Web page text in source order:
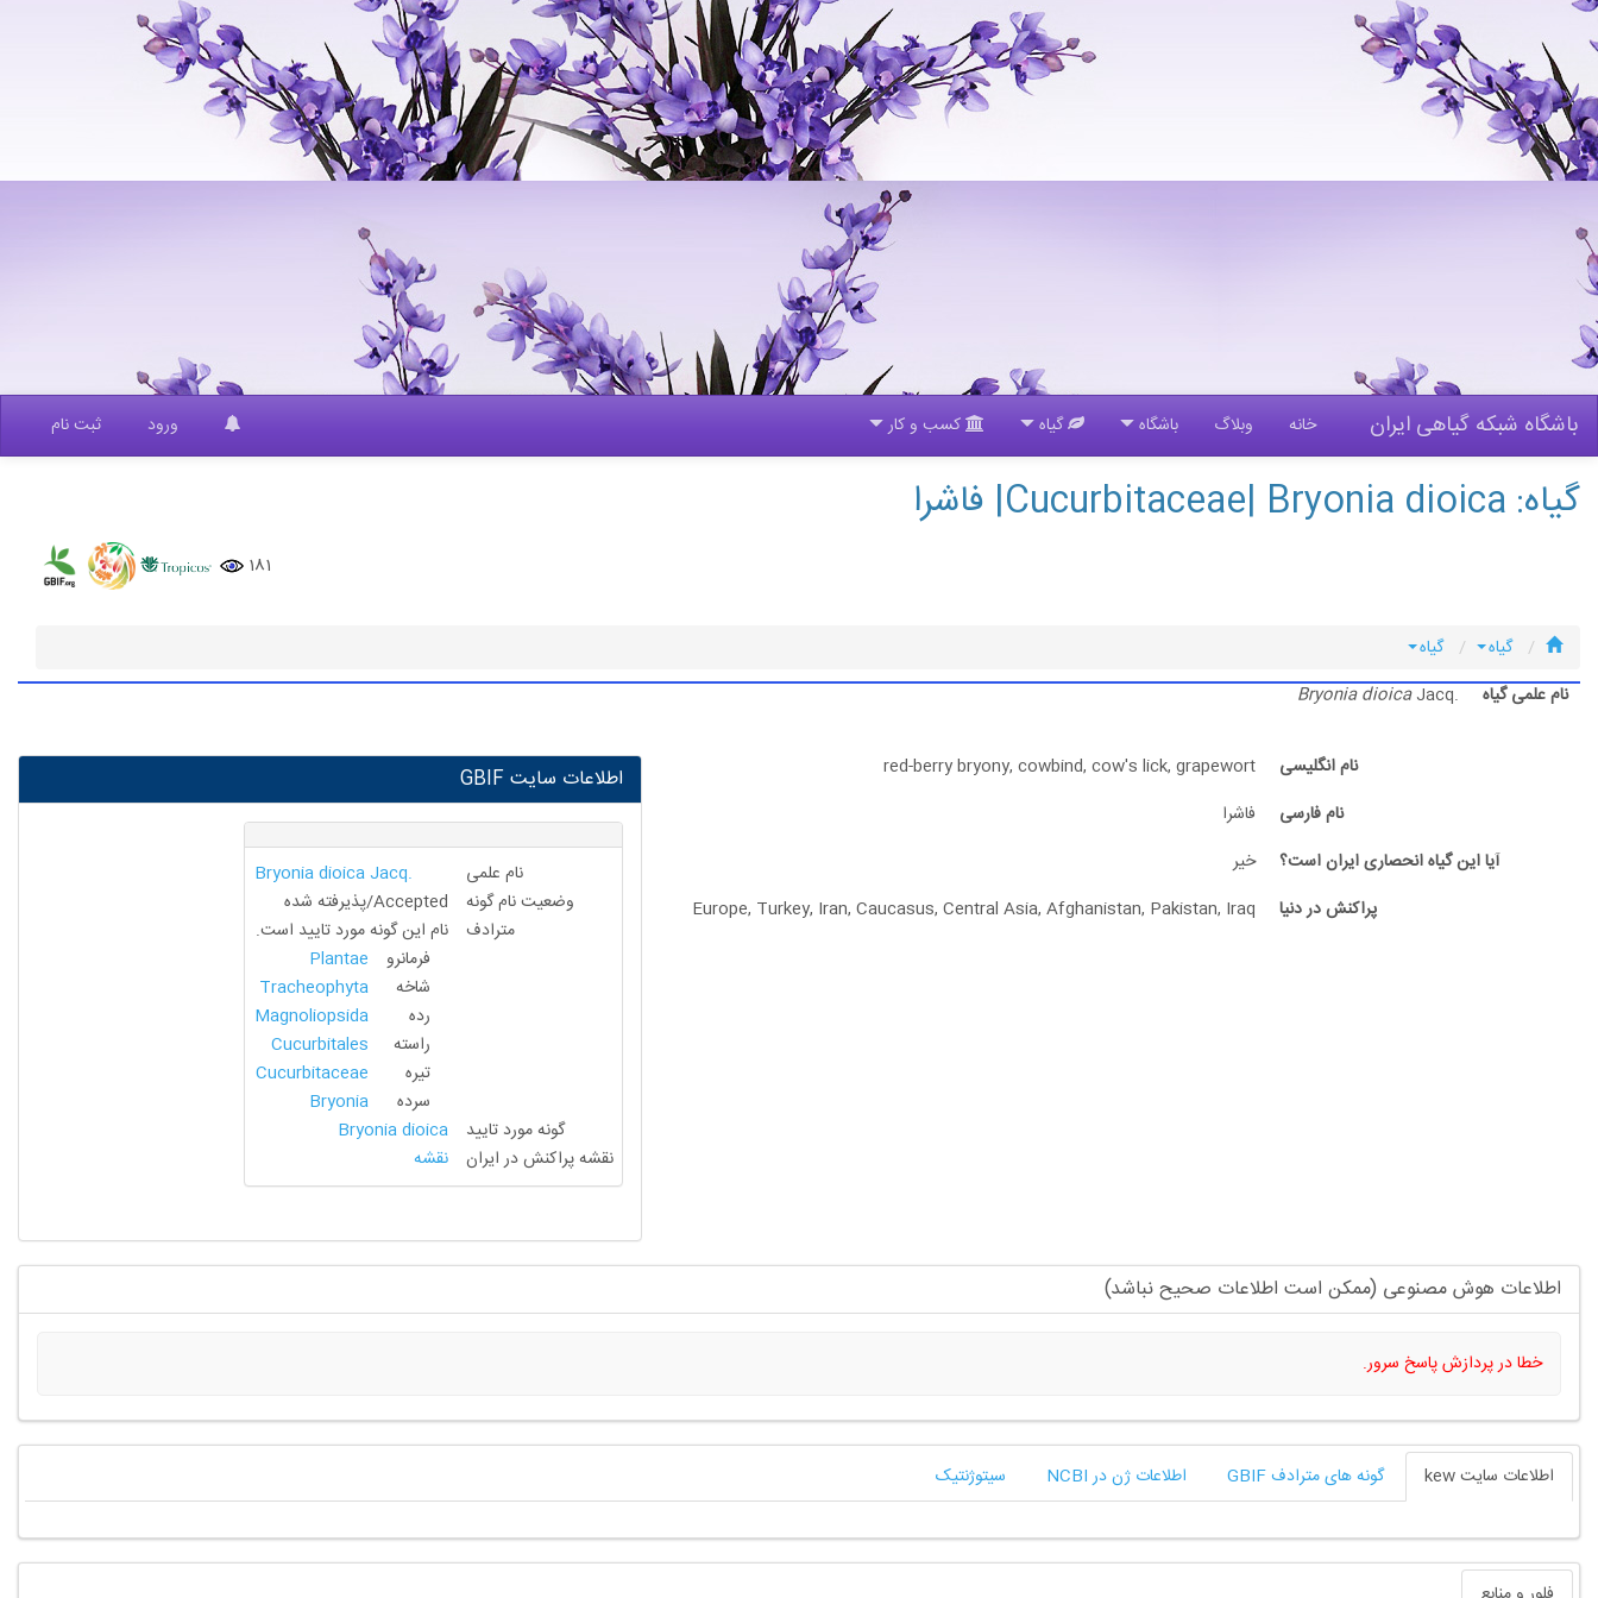
باشگاه شبکه گیاهی ایران خانه وبلاگ باشگاه گیاه کسب و کار ورود ثبت نام
گیاه: Cucurbitaceae| Bryonia dioica| فاشرا
181
گیاه
گیاه
نام علمی گیاه
Bryonia dioicaJacq.
نام انگلیسی
red-berry bryony, cowbind, cow's lick, grapewort
نام فارسی
فاشرا
آیا این گیاه انحصاری ایران است؟
خیر
پراکنش در دنیا
Europe, Turkey, Iran, Caucasus, Central Asia, Afghanistan, Pakistan, Iraq
اطلاعات سایت GBIF
نام علمی
Bryonia dioica Jacq.
وضعیت نام گونه
Accepted/پذیرفته شده
مترادف
نام این گونه مورد تایید است.
فرمانرو
Plantae
شاخه
Tracheophyta
رده
Magnoliopsida
راسته
Cucurbitales
تیره
Cucurbitaceae
سرده
Bryonia
گونه مورد تایید
Bryonia dioica
نقشه پراکنش در ایران
نقشه
اطلاعات هوش مصنوعی (ممکن است اطلاعات صحیح نباشد)
خطا در پردازش پاسخ سرور.
اطلاعات سایت kew گونه های مترادف GBIF اطلاعات ژن در NCBI سیتوژنتیک